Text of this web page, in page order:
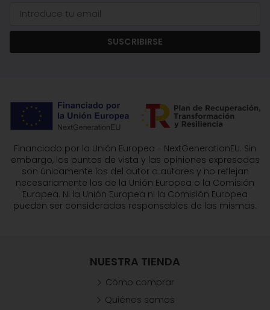
SUSCRIBIRSE
Financiado por la Unión Europea - NextGenerationEU. Sin
embargo, los puntos de vista y las opiniones expresadas
son únicamente los del autor o autores y no reflejan
necesariamente los de la Unión Europea o la Comisión
Europea. Ni la Unión Europea ni la Comisión Europea
pueden ser consideradas responsables de las mismas.
NUESTRA TIENDA
Cómo comprar
Quiénes somos